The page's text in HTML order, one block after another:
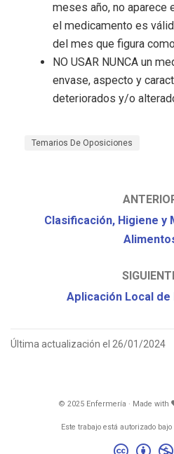
meses año, no aparece
el medicamento es
del mes que figura
NO USAR NUNCA un
envase, aspecto y
deteriorados y/o
Temarios De Oposiciones
Clasificación, Higiene y
Aplicación Local de
Última actualización el 26/01/2024
© 2025 Enfermería · Made with
Este trabajo está autorizado bajo